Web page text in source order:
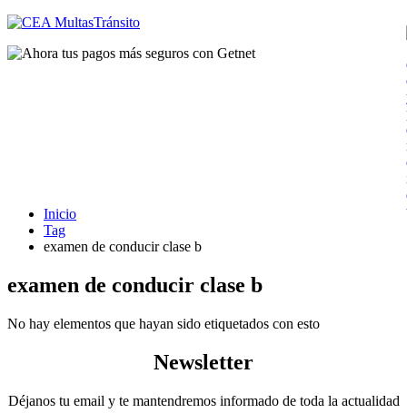
Inicio
Tag
examen de conducir clase b
examen de conducir clase b
No hay elementos que hayan sido etiquetados con esto
Newsletter
Déjanos tu email y te mantendremos informado de toda la actualidad